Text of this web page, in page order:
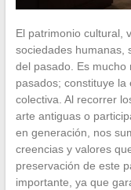
El patrimonio cultural,
sociedades humanas,
del pasado. Es mucho
pasados; constituye
colectiva. Al recorrer
arte antiguas o
en generación, nos
creencias y valores
preservación de este
importante, ya que